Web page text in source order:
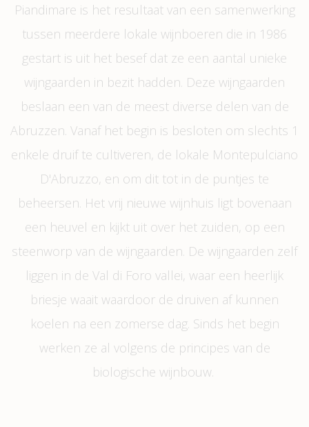
Piandimare is het resultaat van een samenwerking
tussen meerdere lokale wijnboeren die in 1986
gestart is uit het besef dat ze een aantal unieke
wijngaarden in bezit hadden. Deze wijngaarden
beslaan een van de meest diverse delen van de
Abruzzen. Vanaf het begin is besloten om slechts 1
enkele druif te cultiveren, de lokale Montepulciano
D'Abruzzo, en om dit tot in de puntjes te
beheersen. Het vrij nieuwe wijnhuis ligt bovenaan
een heuvel en kijkt uit over het zuiden, op een
steenworp van de wijngaarden. De wijngaarden zelf
liggen in de Val di Foro vallei, waar een heerlijk
briesje waait waardoor de druiven af kunnen
koelen na een zomerse dag. Sinds het begin
werken ze al volgens de principes van de
biologische wijnbouw.